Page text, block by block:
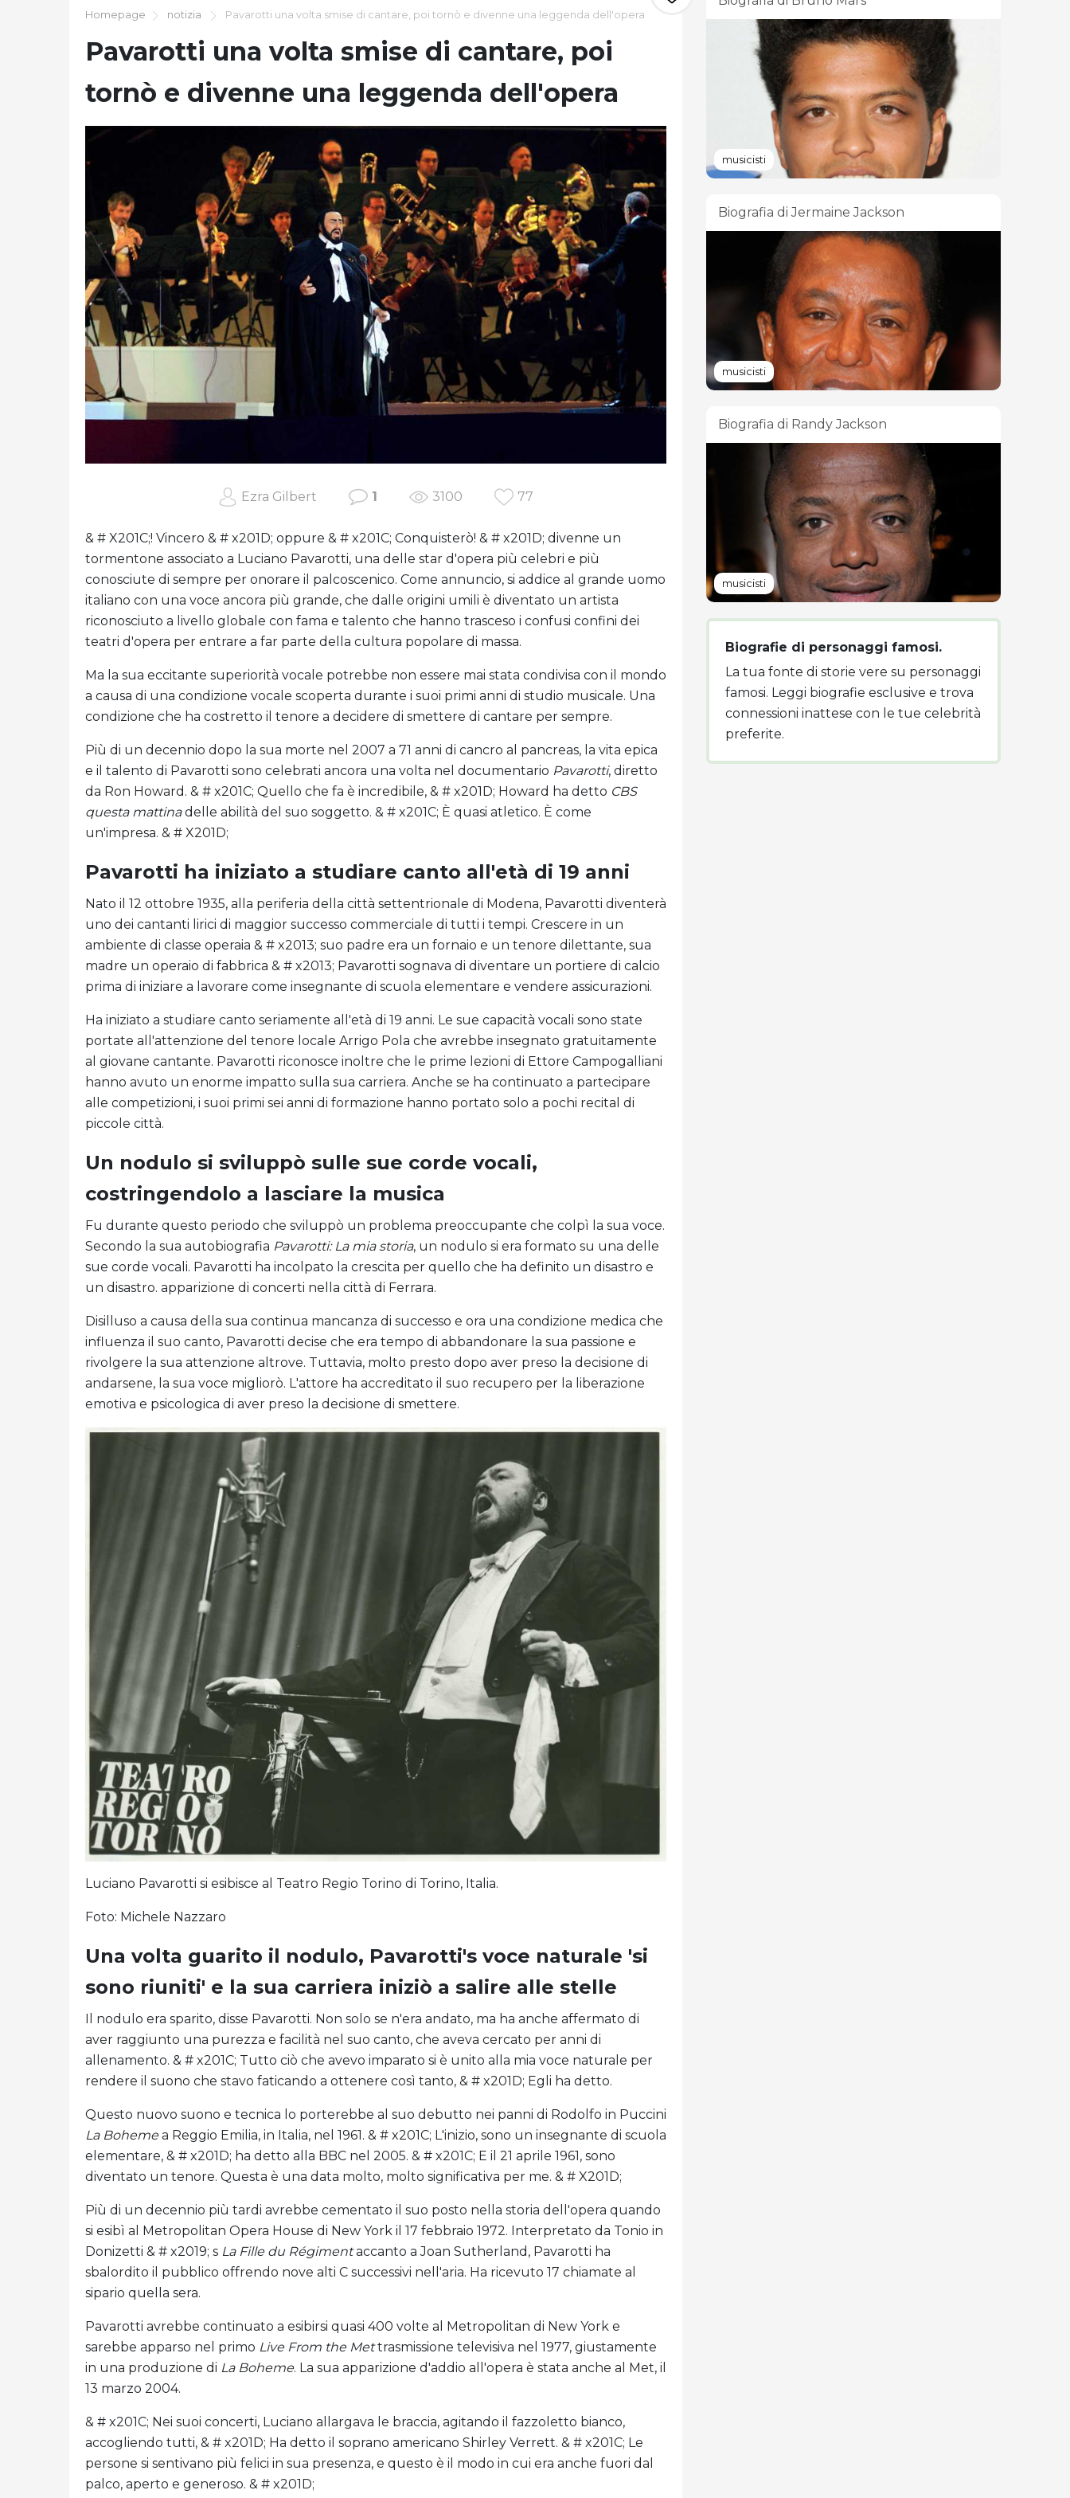
Homepage notizia Pavarotti una volta smise di cantare, poi tornò e divenne una leggenda dell'opera
Pavarotti una volta smise di cantare, poi
tornò e divenne una leggenda dell'opera
Ezra Gilbert 1 3100 77
& # X201C;! Vincero & # x201D; oppure & # x201C; Conquisterò! & # x201D; divenne un
tormentone associato a Luciano Pavarotti, una delle star d'opera più celebri e più
conosciute di sempre per onorare il palcoscenico. Come annuncio, si addice al grande uomo
italiano con una voce ancora più grande, che dalle origini umili è diventato un artista
riconosciuto a livello globale con fama e talento che hanno trasceso i confusi confini dei
teatri d'opera per entrare a far parte della cultura popolare di massa.
Ma la sua eccitante superiorità vocale potrebbe non essere mai stata condivisa con il mondo
a causa di una condizione vocale scoperta durante i suoi primi anni di studio musicale. Una
condizione che ha costretto il tenore a decidere di smettere di cantare per sempre.
Più di un decennio dopo la sua morte nel 2007 a 71 anni di cancro al pancreas, la vita epica
e il talento di Pavarotti sono celebrati ancora una volta nel documentario Pavarotti, diretto
da Ron Howard. & # x201C; Quello che fa è incredibile, & # x201D; Howard ha detto CBS
questa mattinadelle abilità del suo soggetto. & # x201C; È quasi atletico. È come
un'impresa. & # X201D;
Pavarotti ha iniziato a studiare canto all'età di 19 anni
Nato il 12 ottobre 1935, alla periferia della città settentrionale di Modena, Pavarotti diventerà
uno dei cantanti lirici di maggior successo commerciale di tutti i tempi. Crescere in un
ambiente di classe operaia & # x2013; suo padre era un fornaio e un tenore dilettante, sua
madre un operaio di fabbrica & # x2013; Pavarotti sognava di diventare un portiere di calcio
prima di iniziare a lavorare come insegnante di scuola elementare e vendere assicurazioni.
Ha iniziato a studiare canto seriamente all'età di 19 anni. Le sue capacità vocali sono state
portate all'attenzione del tenore locale Arrigo Pola che avrebbe insegnato gratuitamente
al giovane cantante. Pavarotti riconosce inoltre che le prime lezioni di Ettore Campogalliani
hanno avuto un enorme impatto sulla sua carriera. Anche se ha continuato a partecipare
alle competizioni, i suoi primi sei anni di formazione hanno portato solo a pochi recital di
piccole città.
Un nodulo si sviluppò sulle sue corde vocali,
costringendolo a lasciare la musica
Fu durante questo periodo che sviluppò un problema preoccupante che colpì la sua voce.
Secondo la sua autobiografia Pavarotti: La mia storia, un nodulo si era formato su una delle
sue corde vocali. Pavarotti ha incolpato la crescita per quello che ha definito un disastro e
un disastro. apparizione di concerti nella città di Ferrara.
Disilluso a causa della sua continua mancanza di successo e ora una condizione medica che
influenza il suo canto, Pavarotti decise che era tempo di abbandonare la sua passione e
rivolgere la sua attenzione altrove. Tuttavia, molto presto dopo aver preso la decisione di
andarsene, la sua voce migliorò. L'attore ha accreditato il suo recupero per la liberazione
emotiva e psicologica di aver preso la decisione di smettere.
Luciano Pavarotti si esibisce al Teatro Regio Torino di Torino, Italia.
Foto: Michele Nazzaro
Una volta guarito il nodulo, Pavarotti's voce naturale 'si
sono riuniti' e la sua carriera iniziò a salire alle stelle
Il nodulo era sparito, disse Pavarotti. Non solo se n'era andato, ma ha anche affermato di
aver raggiunto una purezza e facilità nel suo canto, che aveva cercato per anni di
allenamento. & # x201C; Tutto ciò che avevo imparato si è unito alla mia voce naturale per
rendere il suono che stavo faticando a ottenere così tanto, & # x201D; Egli ha detto.
Questo nuovo suono e tecnica lo porterebbe al suo debutto nei panni di Rodolfo in Puccini
La Bohemea Reggio Emilia, in Italia, nel 1961. & # x201C; L'inizio, sono un insegnante di scuola
elementare, & # x201D; ha detto alla BBC nel 2005. & # x201C; E il 21 aprile 1961, sono
diventato un tenore. Questa è una data molto, molto significativa per me. & # X201D;
Più di un decennio più tardi avrebbe cementato il suo posto nella storia dell'opera quando
si esibì al Metropolitan Opera House di New York il 17 febbraio 1972. Interpretato da Tonio in
Donizetti & # x2019; s La Fille du Régimentaccanto a Joan Sutherland, Pavarotti ha
sbalordito il pubblico offrendo nove alti C successivi nell'aria. Ha ricevuto 17 chiamate al
sipario quella sera.
Pavarotti avrebbe continuato a esibirsi quasi 400 volte al Metropolitan di New York e
sarebbe apparso nel primo Live From the Mettrasmissione televisiva nel 1977, giustamente
in una produzione di La Boheme. La sua apparizione d'addio all'opera è stata anche al Met, il
13 marzo 2004.
& # x201C; Nei suoi concerti, Luciano allargava le braccia, agitando il fazzoletto bianco,
accogliendo tutti, & # x201D; Ha detto il soprano americano Shirley Verrett. & # x201C; Le
persone si sentivano più felici in sua presenza, e questo è il modo in cui era anche fuori dal
palco, aperto e generoso. & # x201D;
musicisti
Biografia di Jermaine Jackson
musicisti
Biografia di Randy Jackson
musicisti
Biografie di personaggi famosi.
La tua fonte di storie vere su personaggi
famosi. Leggi biografie esclusive e trova
connessioni inattese con le tue celebrità
preferite.